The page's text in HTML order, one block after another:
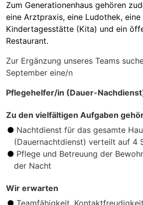
Zum Generationenhaus gehören
eine Arztpraxis, eine Ludothek, eine
Kindertagesstätte (Kita) und ein
Restaurant.
Zur Ergänzung unseres Teams
September eine/n
Pflegehelfer/in (Dauer-
Zu den vielfältigen Aufgaben
Nachtdienst für das gesamte
(Dauernachtdienst) verteilt auf 4
Pflege und Betreuung der
der Nacht
Wir erwarten
Teamfähigkeit,